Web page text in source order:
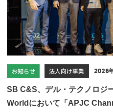
お知らせ 法人向け事業 2026
SB C&S、デル・テクノロジ
Worldにおいて「APJC